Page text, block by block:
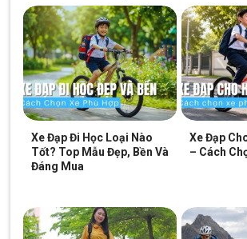
Phanh
Tay đề số
SHIMANO
Gạt đĩa N/A 3
Gạt líp） SHIMANO
Líp sau Líp
Xe Đạp Đi Học Loại Nào
Tốt? Top Mẫu Đẹp, Bền Và
Đáng Mua
Xe Đạp
– Cách